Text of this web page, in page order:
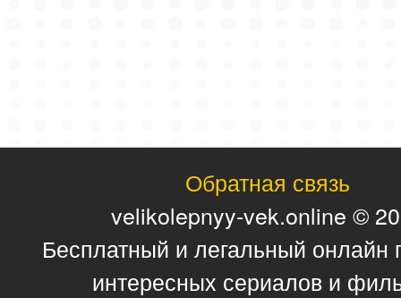
Обратная связь
velikolepnyy-vek.online ©
Бесплатный и легальный онлайн
интересных сериалов и